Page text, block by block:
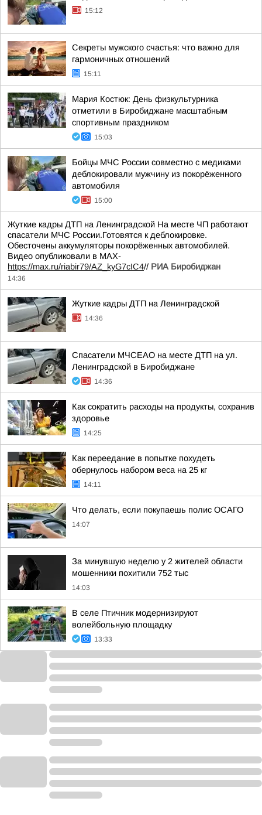
15:12
Секреты мужского счастья: что важно для
гармоничных отношений
15:11
Мария Костюк: День физкультурника
отметили в Биробиджане масштабным
спортивным праздником
15:03
Бойцы МЧС России совместно с медиками
деблокировали мужчину из покорёженного
автомобиля
15:00
Жуткие кадры ДТП на Ленинградской На месте ЧП работают
спасатели МЧС России.Готовятся к деблокировке.
Обесточены аккумуляторы покорёженных автомобилей.
Видео опубликовали в МАХ-
https://max.ru/riabir79/AZ_kyG7cIC4// РИА Биробиджан
14:36
Жуткие кадры ДТП на Ленинградской
14:36
Спасатели МЧСЕАО на месте ДТП на ул.
Ленинградской в Биробиджане
14:36
Как сократить расходы на продукты, сохранив
здоровье
14:25
Как переедание в попытке похудеть
обернулось набором веса на 25 кг
14:11
Что делать, если покупаешь полис ОСАГО
14:07
За минувшую неделю у 2 жителей области
мошенники похитили 752 тыс
14:03
В селе Птичник модернизируют
волейбольную площадку
13:33